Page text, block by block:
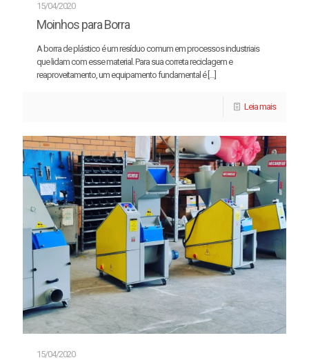
15/04/2020
Moinhos para Borra
A borra de plástico é um resíduo comum em processos industriais
que lidam com esse material. Para sua correta reciclagem e
reaproveitamento, um equipamento fundamental é[…]
Leia mais
15/04/2020